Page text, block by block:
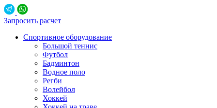
Запросить расчет
Спортивное оборудование
Большой теннис
Футбол
Бадминтон
Водное поло
Регби
Волейбол
Хоккей